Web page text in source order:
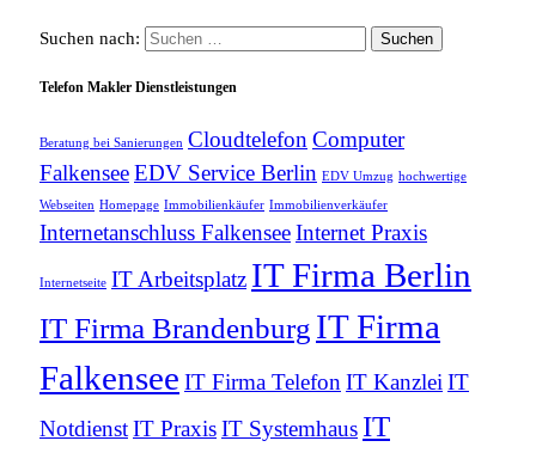
Suchen nach:
Telefon Makler Dienstleistungen
Beratung bei Sanierungen Cloudtelefon Computer
FalkenseeEDV Service Berlin EDV Umzug hochwertige
Webseiten Homepage Immobilienkäufer Immobilienverkäufer
Internetanschluss FalkenseeInternet Praxis
Internetseite IT Arbeitsplatz IT Firma Berlin
IT Firma Brandenburg IT Firma
Falkensee IT Firma Telefon IT Kanzlei IT
NotdienstIT PraxisIT Systemhaus IT